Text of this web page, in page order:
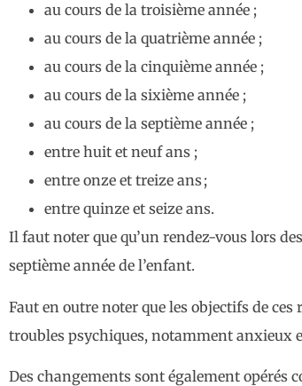
au cours de la troisième année ;
au cours de la quatrième année ;
au cours de la cinquième année ;
au cours de la sixième année ;
au cours de la septième année ;
entre huit et neuf ans ;
entre onze et treize ans ;
entre quinze et seize ans.
Il faut noter que qu’un rendez-vous lors
septième année de l’enfant.
Faut en outre noter que les objectifs de
troubles psychiques, notamment anxieux
Des changements sont également opérés